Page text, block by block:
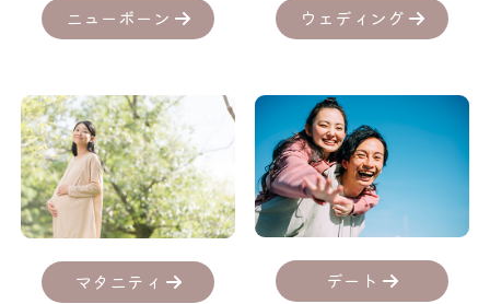
ニューボーン ウェディング
マタニティ デート